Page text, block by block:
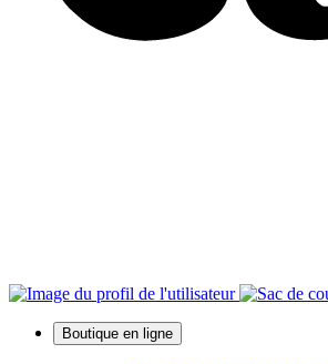
Boutique en ligne